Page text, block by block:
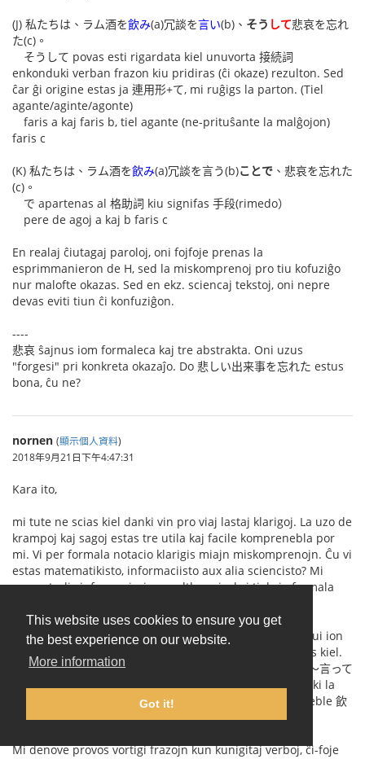
This website uses cookies to ensure you get
the best experience on our website.
More information
Got it!
(J) 私たちは、ラム酒を飲み(a)冗談を言い(b)、 そう して悲哀を忘れ
た(c)。
そうして povas esti rigardata kiel unuvorta 接続詞
enkonduki verban frazon kiu pridiras (ĉi okaze) rezulton. Sed
ĉar ĝi origine estas ja 連用形+て, mi ruĝigs la parton. (Tiel
agante/aginte/agonte)
faris a kaj faris b, tiel agante (ne-prituŝante la malĝojon)
faris c
(K) 私たちは、ラム酒を飲み(a)冗談を言う(b)ことで 、悲哀を忘れた
(c)。
で apartenas al 格助詞 kiu signifas 手段(rimedo）
pere de agoj a kaj b faris c
En realaj ĉiutagaj paroloj, oni fojfoje prenas la
esprimmanieron de H, sed la miskomprenoj pro tiu kofuziĝo
nur malofte okazas. Sed en ekz. sciencaj tekstoj, oni nepre
devas eviti tiun ĉi konfuziĝon.
----
悲哀 ŝajnus iom formaleca kaj tre abstrakta. Oni uzus
"forgesi" pri konkreta okazaĵo. Do 悲しい出来事を忘れた estus
bona, ĉu ne?
nornen (顯示個人資料)
2018年9月21日下午4:47:31
Kara ito,
mi tute ne scias kiel danki vin pro viaj lastaj klarigoj. La uzo de
krampoj kaj sagoj estas tre utila kaj facile komprenebla por
mi. Vi per formala notacio klarigis miajn miskomprenojn. Ĉu vi
estas matematikisto, informaciisto aux alia sciencisto? Mi
mem studis informaciscienco altlerneje, kaj tial via formala
Mi jam vidis mian eraron (bildo 1). Mi fakte celis konstrui ion
similan al (I) (たり〜たりする) (
), tamen mi ne sciis kiel.
Mi ankaŭ komprenas la eblan dusencecon de (H) (飲み〜言って
), tamen eble parolante oni povas marki la
intencitan signifcon per paŭzado aŭ intonacio, ĉu? Ĉu eble 飲
み言ってーー忘れた kontraŭ 飲みーー言って忘れた?
Mi denove provos vortigi frazojn kun kunigitaj verboj, ĉi-foje